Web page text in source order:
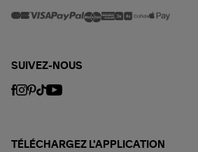
SUIVEZ-NOUS
TÉLÉCHARGEZ L'APPLICATION